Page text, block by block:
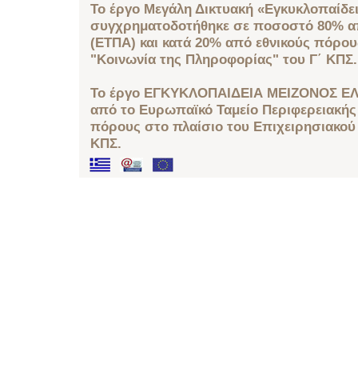
Το έργο Μεγάλη Δικτυακή
συγχρηματοδοτήθηκε σε ποσοστό 80%
(ΕΤΠΑ) και κατά 20% από εθνικούς
"Κοινωνία της Πληροφορίας" του Γ΄ ΚΠΣ.
Το έργο ΕΓΚΥΚΛΟΠΑΙΔΕΙΑ ΜΕΙΖΟΝΟΣ
από το Ευρωπαϊκό Ταμείο
πόρους στο πλαίσιο του
ΚΠΣ.